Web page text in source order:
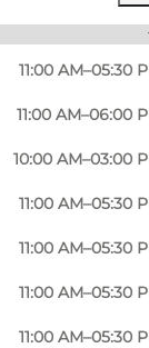
11:00 AM–05:30
11:00 AM–06:00
10:00 AM–03:00
11:00 AM–05:30
11:00 AM–05:30
11:00 AM–05:30
11:00 AM–05:30